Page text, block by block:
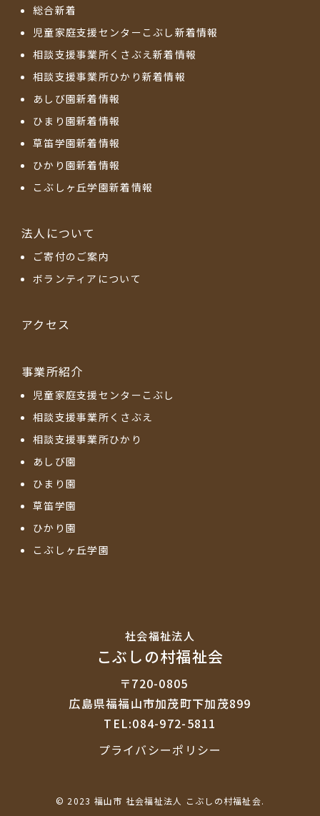
総合新着
児童家庭支援センターこぶし新着情報
相談支援事業所くさぶえ新着情報
相談支援事業所ひかり新着情報
あしび園新着情報
ひまり園新着情報
草笛学園新着情報
ひかり園新着情報
こぶしヶ丘学園新着情報
法人について
ご寄付のご案内
ボランティアについて
アクセス
事業所紹介
児童家庭支援センターこぶし
相談支援事業所くさぶえ
相談支援事業所ひかり
あしび園
ひまり園
草笛学園
ひかり園
こぶしヶ丘学園
社会福祉法⼈
こぶしの村福祉会
〒720-0805
広島県福福山市加茂町下加茂899
TEL:084-972-5811
プライバシーポリシー
© 2023 福山市 社会福祉法人 こぶしの村福祉会.